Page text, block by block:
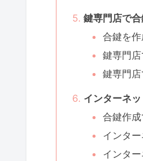
鍵専門店で
合鍵を
鍵専門
鍵専門
インターネ
合鍵作
インタ
インタ